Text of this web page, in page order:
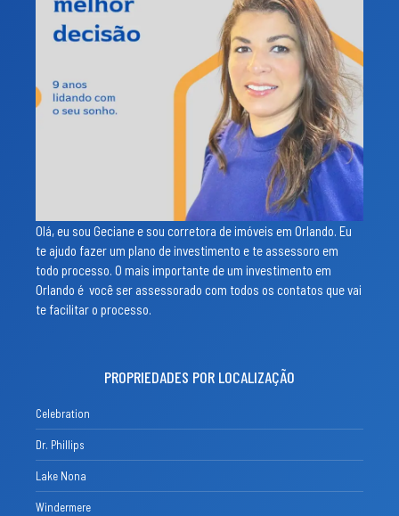
Olá, eu sou Geciane e sou corretora de imóveis em Orlando. Eu
te ajudo fazer um plano de investimento e te assessoro em
todo processo. O mais importante de um investimento em
Orlando é você ser assessorado com todos os contatos que vai
te facilitar o processo.
PROPRIEDADES POR LOCALIZAÇÃO
Celebration
Dr. Phillips
Lake Nona
Windermere